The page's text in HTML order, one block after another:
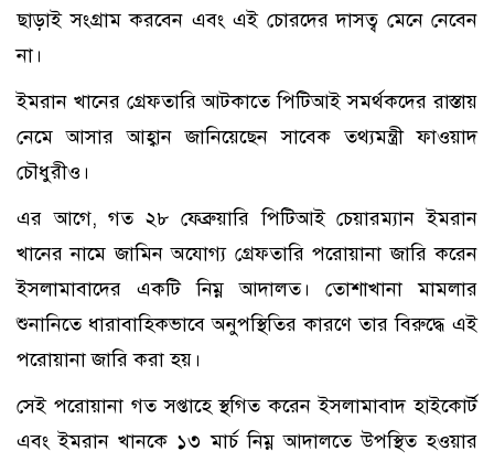
ছাড়াই সংগ্রাম করবেন এবং এই চোরদের দাসত্ব মেনে নেবেন
না।
ইমরান খানের গ্রেফতারি আটকাতে পিটিআই সমর্থকদের রাস্তায়
নেমে আসার আহ্বান জানিয়েছেন সাবেক তথ্যমন্ত্রী ফাওয়াদ
চৌধুরীও।
এর আগে, গত ২৮ ফেব্রুয়ারি পিটিআই চেয়ারম্যান ইমরান
খানের নামে জামিন অযোগ্য গ্রেফতারি পরোয়ানা জারি করেন
ইসলামাবাদের একটি নিম্ন আদালত। তোশাখানা মামলার
শুনানিতে ধারাবাহিকভাবে অনুপস্থিতির কারণে তার বিরুদ্ধে এই
পরোয়ানা জারি করা হয়।
সেই পরোয়ানা গত সপ্তাহে স্থগিত করেন ইসলামাবাদ হাইকোর্ট
এবং ইমরান খানকে ১৩ মার্চ নিম্ন আদালতে উপস্থিত হওয়ার